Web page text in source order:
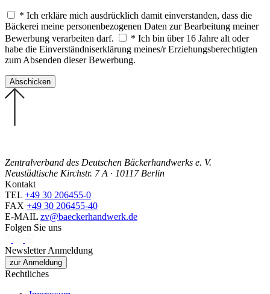
* Ich erkläre mich ausdrücklich damit einverstanden, dass die
Bäckerei meine personenbezogenen Daten zur Bearbeitung meiner
Bewerbung verarbeiten darf.
* Ich bin über 16 Jahre alt oder
habe die Einverständniserklärung meines/r Erziehungsberechtigten
zum Absenden dieser Bewerbung.
Zentralverband des Deutschen Bäckerhandwerks e. V.
Neustädtische Kirchstr. 7 A · 10117 Berlin
Kontakt
TEL +49 30 206455-0
FAX +49 30 206455-40
E-MAIL zv@baeckerhandwerk.de
Folgen Sie uns
Newsletter Anmeldung
zur Anmeldung
Rechtliches